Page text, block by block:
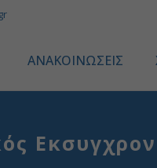
ΑΝΑΚΟΙΝΩΣΕΙΣ